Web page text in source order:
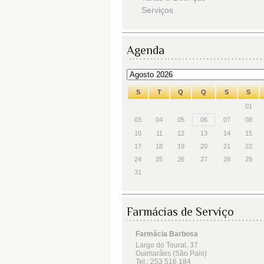
Serviços
Agenda
S T Q Q S S
01
03
04 05 06 07 08
10
11 12 13 14 15
17
18 19 20 21 22
24
25 26 27 28 29
31
Farmácias de Serviço